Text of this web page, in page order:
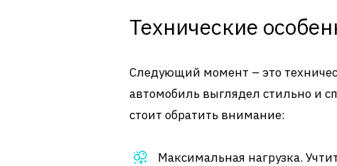
Технические
Следующий момент – это
автомобиль выглядел стильно и
стоит обратить внимание:
Максимальная нагрузка.